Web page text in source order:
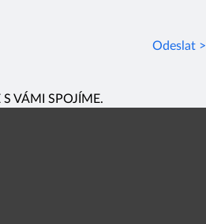
Odeslat >
S VÁMI SPOJÍME.